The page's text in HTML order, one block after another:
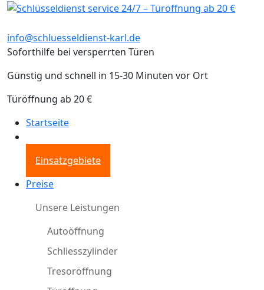
info@schluesseldienst-karl.de
Soforthilfe bei versperrten Türen
Günstig und schnell in 15-30 Minuten vor Ort
Türöffnung ab 20 €
Startseite
Einsatzgebiete
Preise
Unsere Leistungen
Autoöffnung
Schliesszylinder
Tresoröffnung